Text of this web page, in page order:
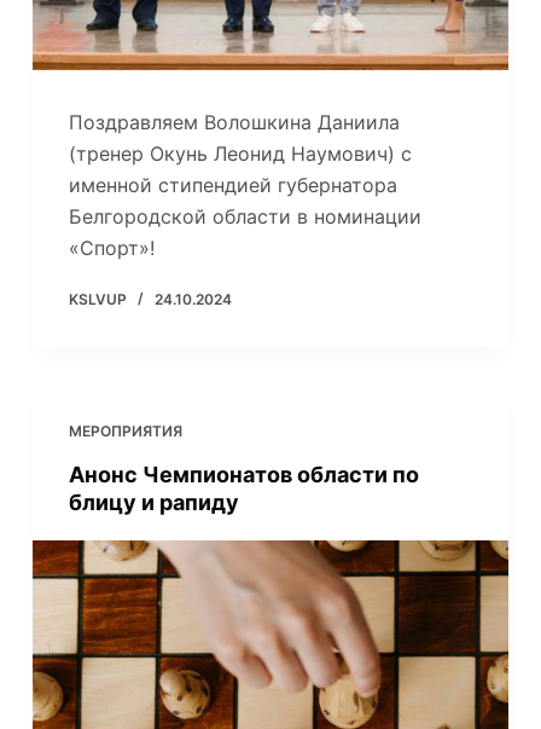
Поздравляем Волошкина Даниила
(тренер Окунь Леонид Наумович) с
именной стипендией губернатора
Белгородской области в номинации
«Спорт»!
KSLVUP 24.10.2024
МЕРОПРИЯТИЯ
Анонс Чемпионатов области по
блицу и рапиду